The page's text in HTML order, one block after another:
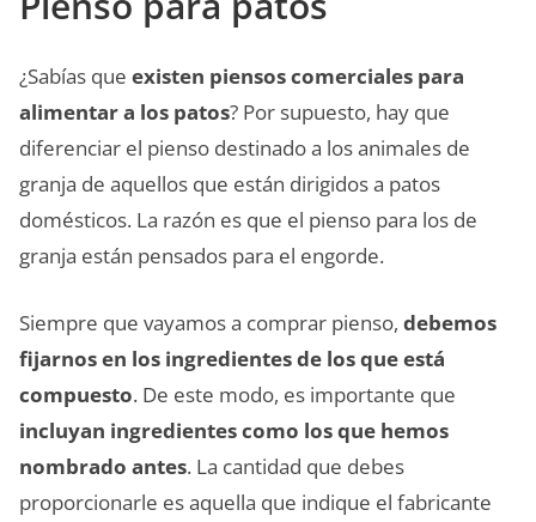
¿Sabías que existen piensos comerciales para
alimentar a los patos? Por supuesto, hay que
diferenciar el pienso destinado a los animales de
granja de aquellos que están dirigidos a patos
domésticos. La razón es que el pienso para los de
granja están pensados para el engorde.
Siempre que vayamos a comprar pienso, debemos
fijarnos en los ingredientes de los que está
compuesto. De este modo, es importante que
incluyan ingredientes como los que hemos
nombrado antes. La cantidad que debes
proporcionarle es aquella que indique el fabricante